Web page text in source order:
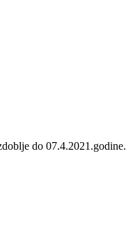
do 07.4.2021.godine.